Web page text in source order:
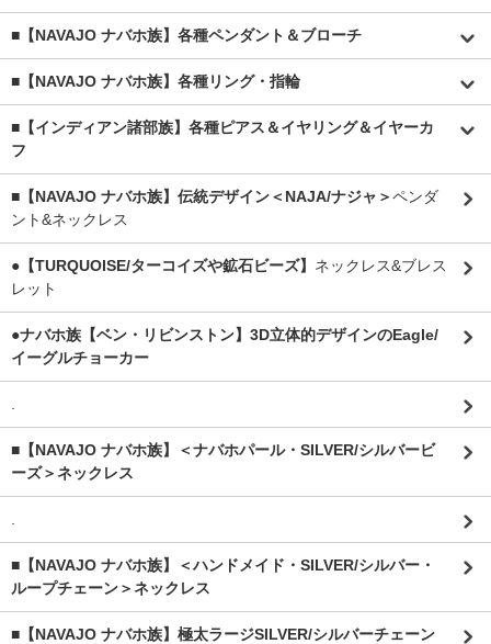
■【NAVAJO ナバホ族】各種ペンダント＆ブローチ
■【NAVAJO ナバホ族】各種リング・指輪
■【インディアン諸部族】各種ピアス＆イヤリング＆イヤーカ
フ
■【NAVAJO ナバホ族】伝統デザイン＜NAJA/ナジャ＞ペンダ
ント&ネックレス
●【TURQUOISE/ターコイズや鉱石ビーズ】 ネックレス&ブレス
レット
●ナバホ族【ベン・リビンストン】3D立体的デザインのEagle/
イーグルチョーカー
■【NAVAJO ナバホ族】＜ナバホパール・SILVER/シルバービ
ーズ＞ネックレス
■【NAVAJO ナバホ族】＜ハンドメイド・SILVER/シルバー・
ループチェーン＞ネックレス
■【NAVAJO ナバホ族】極太ラージSILVER/シルバーチェーン